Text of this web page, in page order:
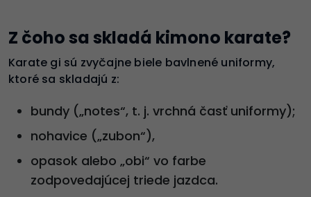
Z čoho sa skladá kimono karate?
Karate gi sú zvyčajne biele bavlnené uniformy,
ktoré sa skladajú z:
bundy („notes“, t. j. vrchná časť uniformy);
nohavice („zubon“),
opasok alebo „obi“ vo farbe
zodpovedajúcej triede jazdca.